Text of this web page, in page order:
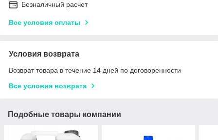
Безналичный расчет
Все условия оплаты
Условия возврата
Возврат товара в течение 14 дней по договоренности
Все условия возврата
Подобные товары компании